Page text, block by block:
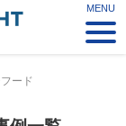
ード